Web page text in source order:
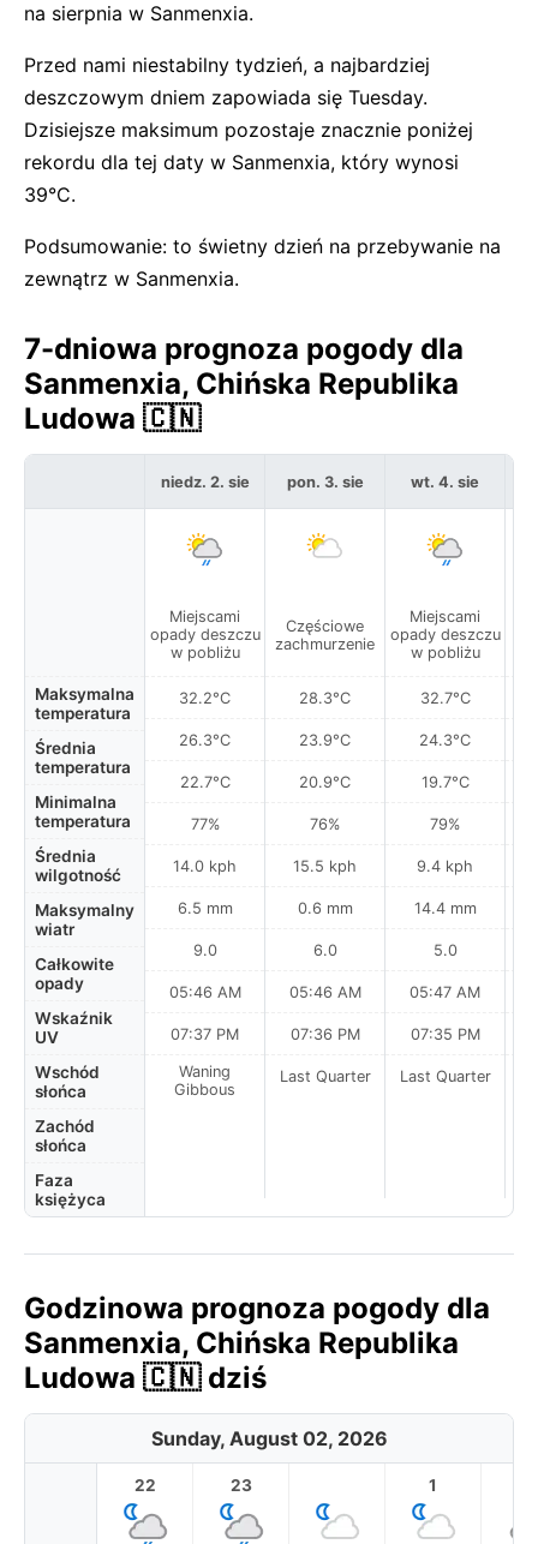
na sierpnia w Sanmenxia.
Przed nami niestabilny tydzień, a najbardziej
deszczowym dniem zapowiada się Tuesday.
Dzisiejsze maksimum pozostaje znacznie poniżej
rekordu dla tej daty w Sanmenxia, który wynosi
39°C.
Podsumowanie: to świetny dzień na przebywanie na
zewnątrz w Sanmenxia.
7-dniowa prognoza pogody dla
Sanmenxia, Chińska Republika
Ludowa 🇨🇳
Maksymalna
temperatura
Średnia
temperatura
Minimalna
temperatura
Średnia
wilgotność
Maksymalny
wiatr
Całkowite
opady
Wskaźnik
UV
Wschód
słońca
Zachód
słońca
Faza
księżyca
niedz. 2. sie
Miejscami
opady deszczu
w pobliżu
32.2°C
26.3°C
22.7°C
77%
14.0 kph
6.5 mm
9.0
05:46 AM
07:37 PM
Waning
Gibbous
pon. 3. sie
Częściowe
zachmurzenie
28.3°C
23.9°C
20.9°C
76%
15.5 kph
0.6 mm
6.0
05:46 AM
07:36 PM
Last Quarter
wt. 4. sie
Miejscami
opady deszczu
w pobliżu
32.7°C
24.3°C
19.7°C
79%
9.4 kph
14.4 mm
5.0
05:47 AM
07:35 PM
Last Quarter
Godzinowa prognoza pogody dla
Sanmenxia, Chińska Republika
Ludowa 🇨🇳 dziś
Sunday, August 02, 2026
22 23 1